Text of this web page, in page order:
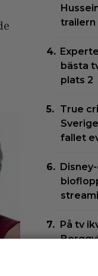
trailern
bästa
plats 2
True
fallet
På tv